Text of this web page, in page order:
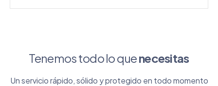
Tenemos todo lo quenecesitas
Un servicio rápido, sólido y protegido en todo momento